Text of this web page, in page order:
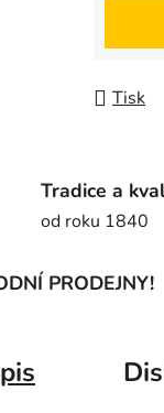
Tisk
Tradice a
od roku 1840
PRODEJNY!